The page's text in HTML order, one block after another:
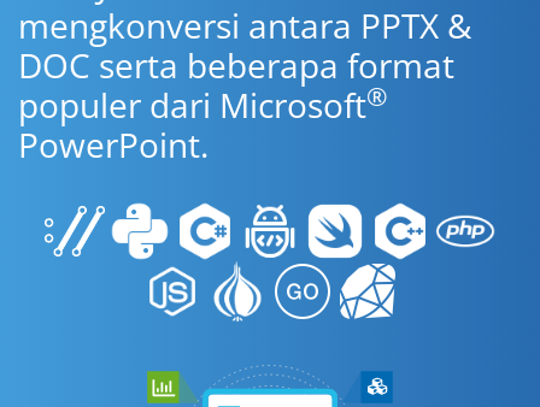
mengkonversi antara PPTX &
DOC serta beberapa format
populer dari Microsoft®
PowerPoint.